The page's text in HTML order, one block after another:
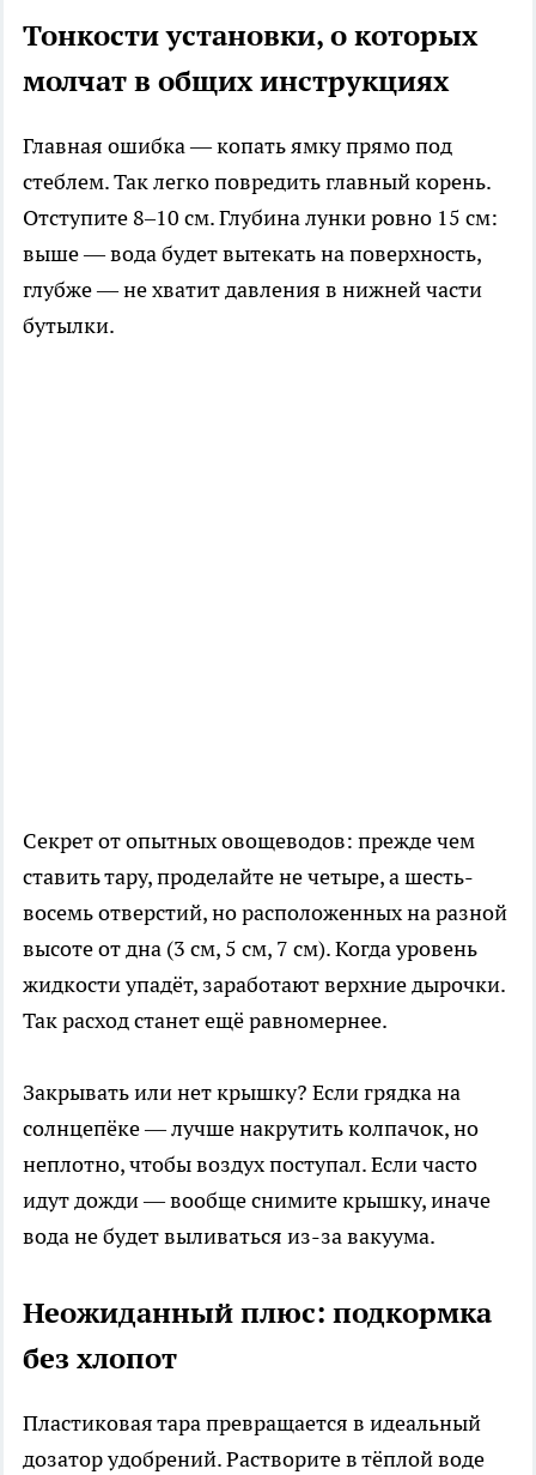
Тонкости установки, о которых
молчат в общих инструкциях
Главная ошибка — копать ямку прямо под
стеблем. Так легко повредить главный корень.
Отступите 8–10 см. Глубина лунки ровно 15 см:
выше — вода будет вытекать на поверхность,
глубже — не хватит давления в нижней части
бутылки.
Секрет от опытных овощеводов: прежде чем
ставить тару, проделайте не четыре, а шесть-
восемь отверстий, но расположенных на разной
высоте от дна (3 см, 5 см, 7 см). Когда уровень
жидкости упадёт, заработают верхние дырочки.
Так расход станет ещё равномернее.
Закрывать или нет крышку? Если грядка на
солнцепёке — лучше накрутить колпачок, но
неплотно, чтобы воздух поступал. Если часто
идут дожди — вообще снимите крышку, иначе
вода не будет выливаться из-за вакуума.
Неожиданный плюс: подкормка
без хлопот
Пластиковая тара превращается в идеальный
дозатор удобрений. Растворите в тёплой воде